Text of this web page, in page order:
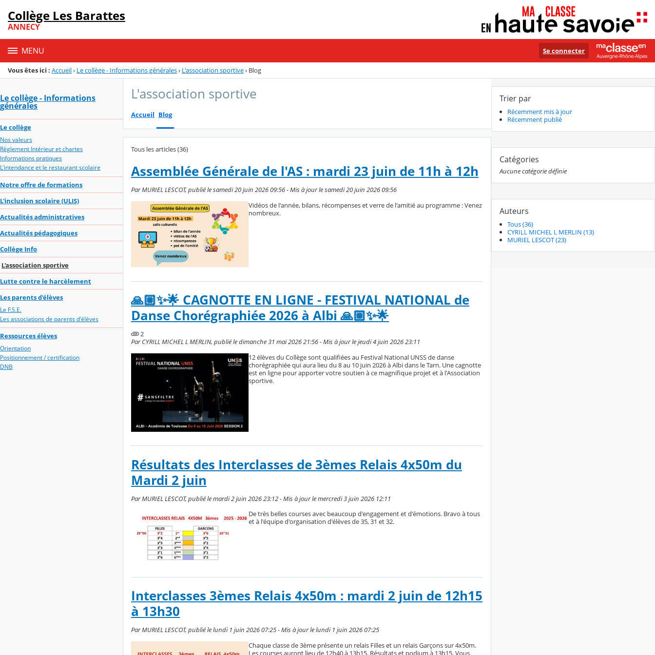
Menu de la rubrique
Contenu
Collège Les Barattes
ANNECY
MENU Se connecter
Vous êtes ici : Accueil› Le collège - Informations générales› L'association sportive› Blog
Le collège - Informations
générales
Le collège
Nos valeurs
Règlement Intérieur et chartes
Informations pratiques
L'intendance et le restaurant scolaire
Notre offre de formations
L'inclusion scolaire (ULIS)
Actualités administratives
Actualités pédagogiques
Collège Info
L'association sportive
Lutte contre le harcèlement
Les parents d'élèves
Le F.S.E.
Les associations de parents d'élèves
Ressources élèves
Orientation
Positionnement / certification
DNB
L'association sportive
Accueil Blog
Tous les articles (36)
Assemblée Générale de l'AS : mardi 23 juin de 11h à 12h
Par MURIEL LESCOT, publié le samedi 20 juin 2026 09:56 - Mis à jour le samedi 20 juin 2026 09:56
Vidéos de l'année, bilans, récompenses et verre de l'amitié au programme : Venez
nombreux.
🙏🏼✨🌟 CAGNOTTE EN LIGNE - FESTIVAL NATIONAL de
Danse Chorégraphiée 2026 à Albi 🙏🏼✨🌟
2
Par CYRILL MICHEL L MERLIN, publié le dimanche 31 mai 2026 21:56 - Mis à jour le jeudi 4 juin 2026 23:11
12 élèves du Collège sont qualifiées au Festival National UNSS de danse
chorégraphiée qui aura lieu du 8 au 10 juin 2026 à Albi dans le Tarn. Une cagnotte
est en ligne pour apporter votre soutien à ce magnifique projet et à l'Association
sportive.
Résultats des Interclasses de 3èmes Relais 4x50m du
Mardi 2 juin
Par MURIEL LESCOT, publié le mardi 2 juin 2026 23:12 - Mis à jour le mercredi 3 juin 2026 12:11
De très belles courses avec beaucoup d'engagement et d'émotions. Bravo à tous
et à l'équipe d'organisation d'élèves de 35, 31 et 32.
Interclasses 3èmes Relais 4x50m : mardi 2 juin de 12h15
à 13h30
Par MURIEL LESCOT, publié le lundi 1 juin 2026 07:25 - Mis à jour le lundi 1 juin 2026 07:25
Chaque classe de 3ème présente un relais Filles et un relais Garçons sur 4x50m.
Les courses auront lieu de 12h40 à 13h15. Résultats et podium à 13h15. Vous
Trier par
Récemment mis à jour
Récemment publié
Catégories
Aucune catégorie définie
Auteurs
Tous (36)
CYRILL MICHEL L MERLIN (13)
MURIEL LESCOT (23)